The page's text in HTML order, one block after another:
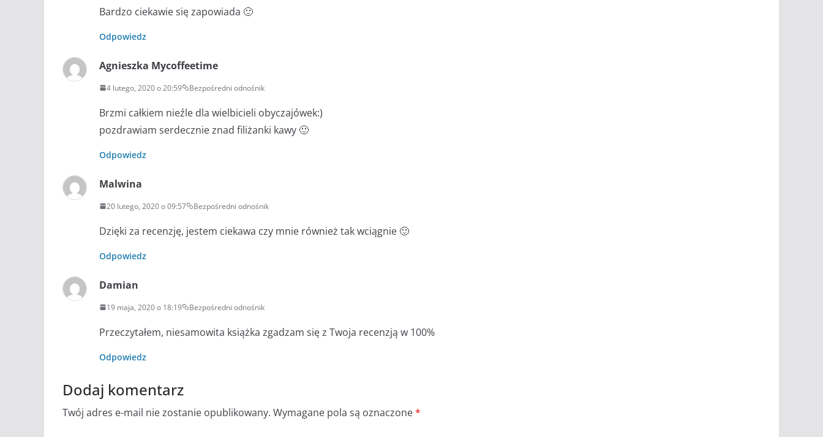
Bardzo ciekawie się zapowiada 🙂
Odpowiedz
Agnieszka Mycoffeetime
4 lutego, 2020 o 20:59 Bezpośredni odnośnik
Brzmi całkiem nieźle dla wielbicieli obyczajówek:)
pozdrawiam serdecznie znad filiżanki kawy 🙂
Odpowiedz
Malwina
20 lutego, 2020 o 09:57 Bezpośredni odnośnik
Dzięki za recenzję, jestem ciekawa czy mnie również tak wciągnie 🙂
Odpowiedz
Damian
19 maja, 2020 o 18:19 Bezpośredni odnośnik
Przeczytałem, niesamowita książka zgadzam się z Twoja recenzją w 100%
Odpowiedz
Dodaj komentarz
Twój adres e-mail nie zostanie opublikowany. Wymagane pola są oznaczone*